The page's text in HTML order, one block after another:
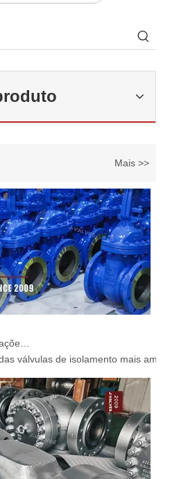
Mais >>
esfera de alta temperatura em aço
válvulas de isolamento mais